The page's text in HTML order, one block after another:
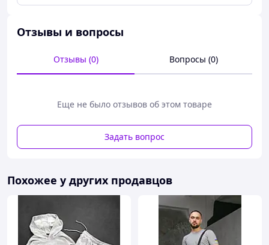
Отзывы и вопросы
Отзывы (0) Вопросы (0)
Еще не было отзывов об этом товаре
Задать вопрос
Похожее у других продавцов